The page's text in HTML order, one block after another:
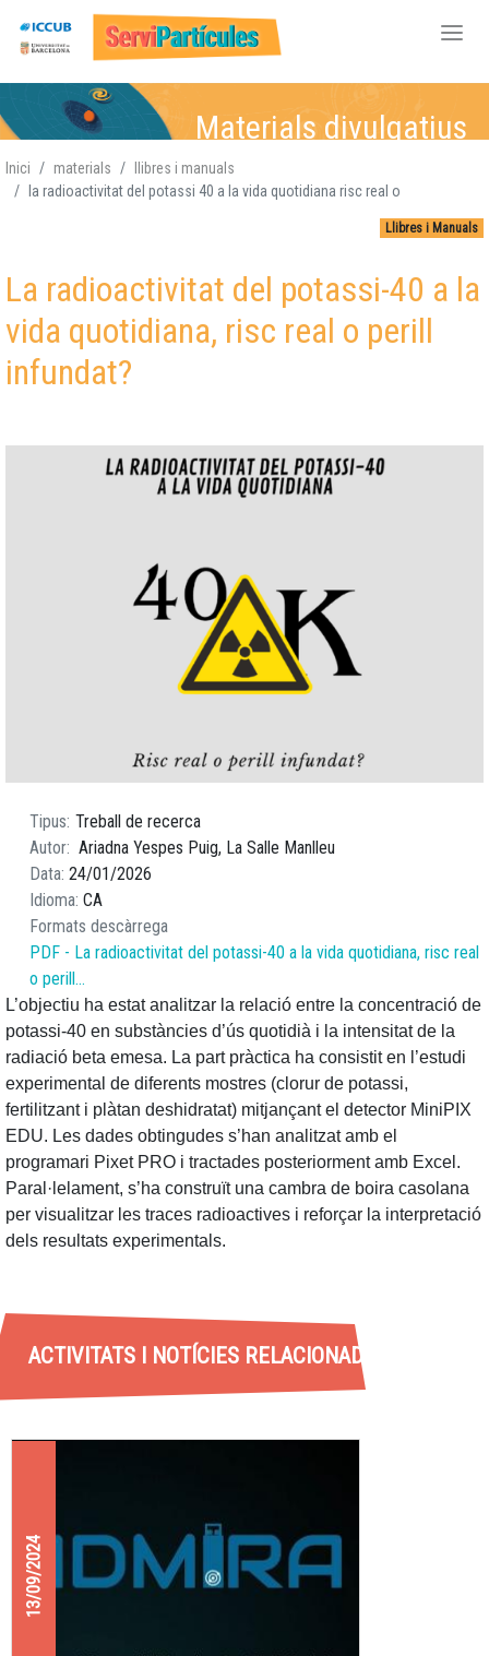
al
Física de Partícules
Atòmica i Nuclear,
Gravitació, Cosmologia
Física de Partícules,
Atòmica i Nuclear,
Gravitació, Cosmologia
Física de Partícules,
Nuclear,
Gravitació
Cosmologia
Física de Partícules,
Atòmica i Nuclear,
Gravitació,
Cosmologia
Materials divulgatius
Inici materials
llibres i manuals
la radioactivitat del potassi 40 a la vida quotidiana risc real o
Llibres i Manuals
La radioactivitat del potassi-40 a la
vida quotidiana, risc real o perill
infundat?
Tipus Treball de recerca
Autor Ariadna Yespes Puig, La Salle Manlleu
Data 24/01/2026
Idioma CA
Formats descàrrega
PDF - La radioactivitat del potassi-40 a la vida quotidiana, risc real
o perill…
L’objectiu ha estat analitzar la relació entre la concentració de
potassi-40 en substàncies d’ús quotidià i la intensitat de la
radiació beta emesa. La part pràctica ha consistit en l’estudi
experimental de diferents mostres (clorur de potassi,
fertilitzant i plàtan deshidratat) mitjançant el detector MiniPIX
EDU. Les dades obtingudes s’han analitzat amb el
programari Pixet PRO i tractades posteriorment amb Excel.
Paral·lelament, s’ha construït una cambra de boira casolana
per visualitzar les traces radioactives i reforçar la interpretació
dels resultats experimentals.
ACTIVITATS I NOTÍCIES RELACIONADES
13/09/2024